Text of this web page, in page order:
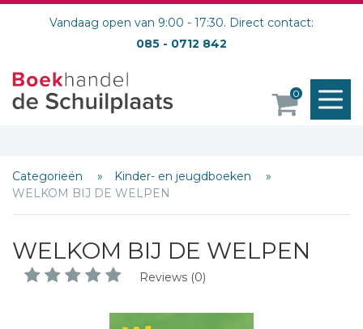
Vandaag open van 9:00 - 17:30. Direct contact:
085 - 0712 842
0
Categorieën
Kinder- en jeugdboeken
WELKOM BIJ DE WELPEN
WELKOM BIJ DE WELPEN
Reviews (0)